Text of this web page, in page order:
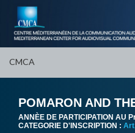
CMCA
POMARON AND
ANNÈE DE PARTICIPATION AU
CATEGORIE D'INSCRIPTION :